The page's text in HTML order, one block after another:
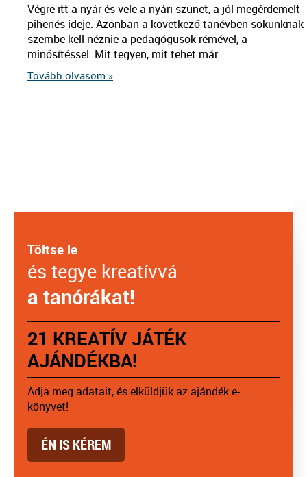
Végre itt a nyár és vele a nyári szünet, a jól megérdemelt
pihenés ideje. Azonban a következő tanévben sokunknak
szembe kell néznie a pedagógusok rémével, a
minősítéssel. Mit tegyen, mit tehet már ...
Tovább olvasom »
Töltse le
és tegye kreatívvá
a tanórákat!
21 KREATÍV JÁTÉK
AJÁNDÉKBA!
Adja meg adatait, és elküldjük az ajándék e-
könyvet!
ÉN IS KÉREM